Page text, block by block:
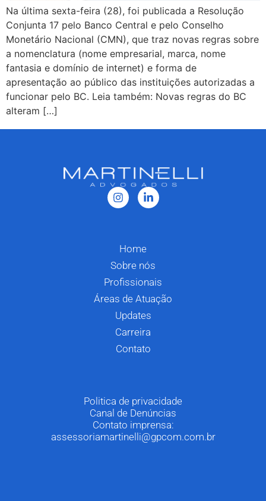
Na última sexta-feira (28), foi publicada a Resolução
Conjunta 17 pelo Banco Central e pelo Conselho
Monetário Nacional (CMN), que traz novas regras sobre
a nomenclatura (nome empresarial, marca, nome
fantasia e domínio de internet) e forma de
apresentação ao público das instituições autorizadas a
funcionar pelo BC. Leia também: Novas regras do BC
alteram […]
Home
Sobre nós
Profissionais
Áreas de Atuação
Updates
Carreira
Contato
Politica de privacidade
Canal de Denúncias
Contato imprensa:
assessoriamartinelli@gpcom.com.br